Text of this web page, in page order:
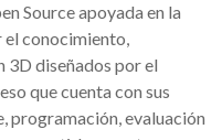
Source apoyada en la
el conocimiento,
diseñados por el
que cuenta con sus
programación, evaluación